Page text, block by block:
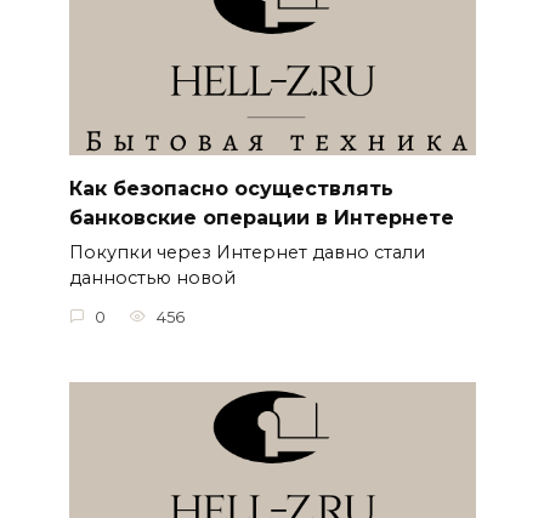
Как безопасно осуществлять
банковские операции в Интернете
Покупки через Интернет давно стали
данностью новой
0 456